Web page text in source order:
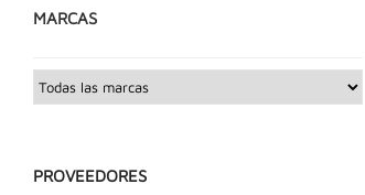
MARCAS
PROVEEDORES